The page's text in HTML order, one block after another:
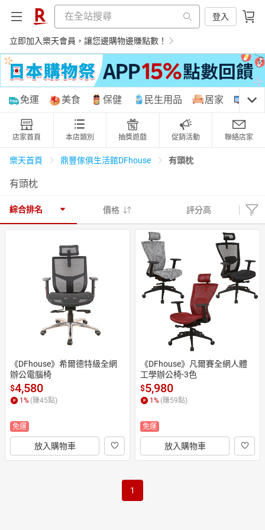
登入
立即加入樂天會員，讓您邊購物邊賺點數！
購物網分類
天天免運 美食蛋糕 養生保健
居家生活 3C家電 親子玩具
化妝保養 情趣用品
日本購物 電子/紙本書
免運 美食 保健 民生用品 居家 3C
店家首頁 本店類別 抽獎遊戲 促銷活動 聯絡店家
樂天首頁 鼎豐傢俱生活館DFhouse 有頭枕
有頭枕
綜合排名 價格 評分高
《DFhouse》希爾德特級全網
辦公電腦椅
$4,580
1 % (賺45點)
免運
放入購物車
《DFhouse》凡爾賽全網人體
工學辦公椅-3色
$5,980
1 % (賺59點)
免運
放入購物車
1